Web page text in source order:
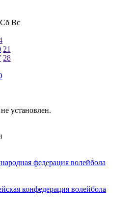
Сб Вс
21
28
установлен.
федерация волейбола
конфедерация волейбола